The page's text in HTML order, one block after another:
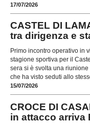
17/07/2026
CASTEL DI
tra dirigenza e
Primo incontro operativo in
stagione sportiva per il
sera si è svolta una
che ha visto seduti allo
15/07/2026
CROCE DI
in attacco arriva